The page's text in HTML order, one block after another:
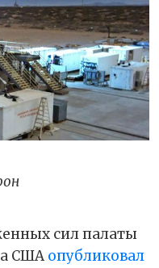
сил палаты
США опубликовал